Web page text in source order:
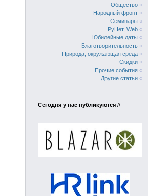
Общество «
Народный фронт «
Семинары «
РуНет, Web «
Юбилейные даты «
Благотворительность «
Природа, окружающая среда «
Скидки «
Прочие события «
Другие статьи «
Сегодня у нас публикуются //